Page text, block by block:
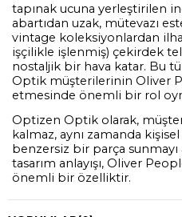
tapınak ucuna yerleştirilen
abartıdan uzak, mütevazı
vintage koleksiyonlardan
işçilikle işlenmiş) çekirdek
nostaljik bir hava katar. Bu
Optik müşterilerinin Oliver
etmesinde önemli bir rol
Optizen Optik olarak,
kalmaz, aynı zamanda
benzersiz bir parça
tasarım anlayışı, Oliver
önemli bir özelliktir.